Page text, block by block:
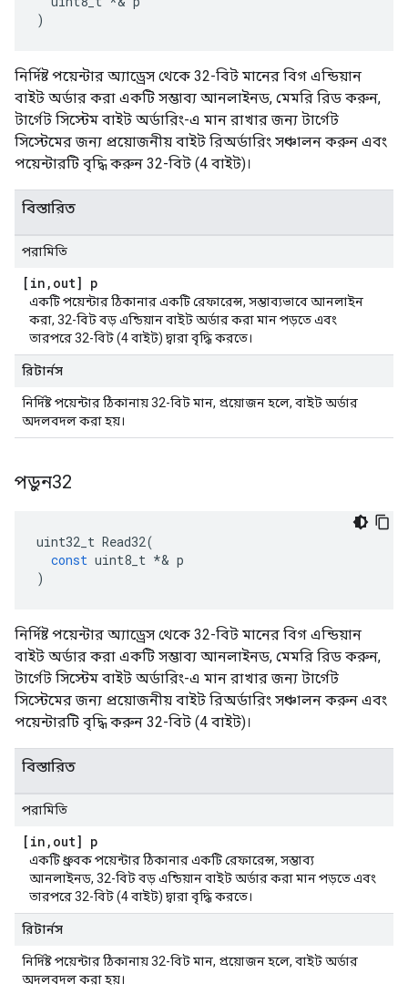
)
নির্দিষ্ট পয়েন্টার অ্যাড্রেস থেকে 32-বিট মানের বিগ এন্ডিয়ান
বাইট অর্ডার করা একটি সম্ভাব্য আনলাইনড, মেমরি রিড করুন,
টার্গেট সিস্টেম বাইট অর্ডারিং-এ মান রাখার জন্য টার্গেট
সিস্টেমের জন্য প্রয়োজনীয় বাইট রিঅর্ডারিং সঞ্চালন করুন এবং
পয়েন্টারটি বৃদ্ধি করুন 32-বিট (4 বাইট)।
বিস্তারিত
পরামিতি
[in , out] p
একটি পয়েন্টার ঠিকানার একটি রেফারেন্স, সম্ভাব্যভাবে আনলাইন
করা, 32-বিট বড় এন্ডিয়ান বাইট অর্ডার করা মান পড়তে এবং
তারপরে 32-বিট (4 বাইট) দ্বারা বৃদ্ধি করতে।
রিটার্নস
নির্দিষ্ট পয়েন্টার ঠিকানায় 32-বিট মান, প্রয়োজন হলে, বাইট অর্ডার
অদলবদল করা হয়।
পড়ুন32
uint32_t Read32(
const uint8_t *& p
)
নির্দিষ্ট পয়েন্টার অ্যাড্রেস থেকে 32-বিট মানের বিগ এন্ডিয়ান
বাইট অর্ডার করা একটি সম্ভাব্য আনলাইনড, মেমরি রিড করুন,
টার্গেট সিস্টেম বাইট অর্ডারিং-এ মান রাখার জন্য টার্গেট
সিস্টেমের জন্য প্রয়োজনীয় বাইট রিঅর্ডারিং সঞ্চালন করুন এবং
পয়েন্টারটি বৃদ্ধি করুন 32-বিট (4 বাইট)।
বিস্তারিত
পরামিতি
[in , out] p
একটি ধ্রুবক পয়েন্টার ঠিকানার একটি রেফারেন্স, সম্ভাব্য
আনলাইনড, 32-বিট বড় এন্ডিয়ান বাইট অর্ডার করা মান পড়তে এবং
তারপরে 32-বিট (4 বাইট) দ্বারা বৃদ্ধি করতে।
রিটার্নস
নির্দিষ্ট পয়েন্টার ঠিকানায় 32-বিট মান, প্রয়োজন হলে, বাইট অর্ডার
অদলবদল করা হয়।